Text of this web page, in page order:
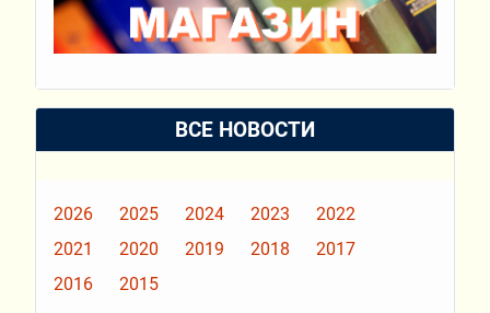
ВСЕ НОВОСТИ
2026 2025 2024 2023
2022
2021
2020 2019 2018
2017
2016
2015